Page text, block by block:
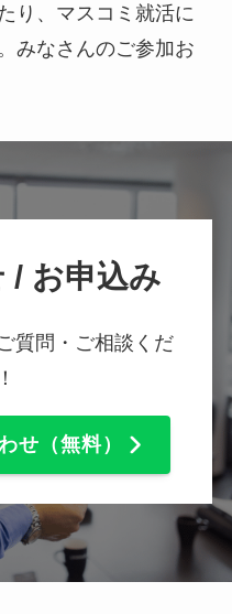
り、マスコミ就活に
みなさんのご参加お
/ お申込み
質問・ご相談くだ
せ（無料）